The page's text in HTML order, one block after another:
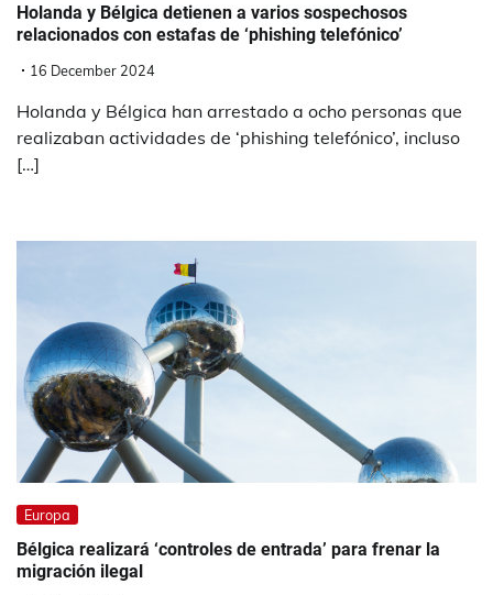
Holanda y Bélgica detienen a varios sospechosos
relacionados con estafas de ‘phishing telefónico’
16 December 2024
Holanda y Bélgica han arrestado a ocho personas que
realizaban actividades de ‘phishing telefónico’, incluso
[…]
Europa
Bélgica realizará ‘controles de entrada’ para frenar la
migración ilegal